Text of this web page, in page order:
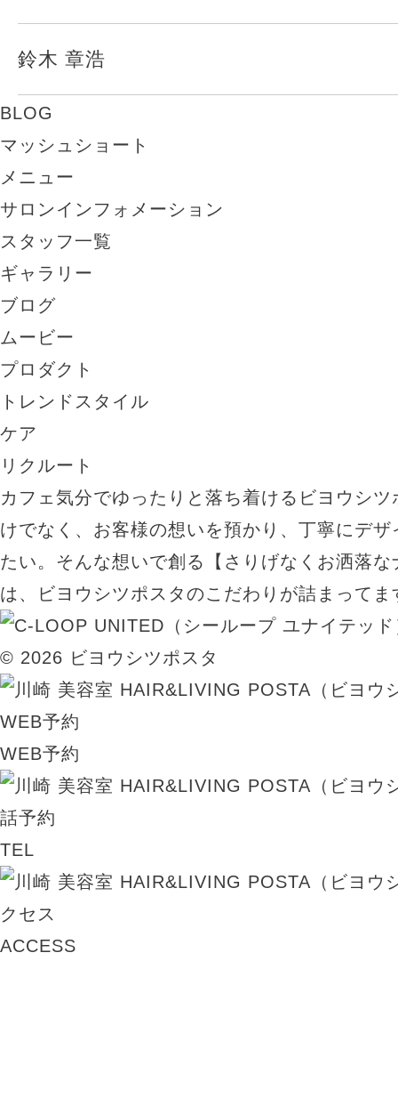
鈴木 章浩
BLOG
マッシュショート
メニュー
サロンインフォメーション
スタッフ一覧
ギャラリー
ブログ
ムービー
プロダクト
トレンドスタイル
ケア
リクルート
カフェ気分でゆったりと落ち着けるビヨウシ
けでなく、お客様の想いを預かり、丁寧にデ
たい。そんな想いで創る【さりげなくお洒落
は、ビヨウシツポスタのこだわりが詰まってま
© 2026 ビヨウシツポスタ
WEB予約
TEL
ACCESS